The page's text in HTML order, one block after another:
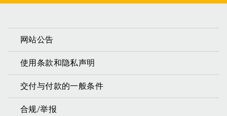
网站公告
使用条款和隐私声明
交付与付款的一般条件
合规/举报